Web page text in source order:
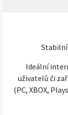
Ideální
uživatelů či
(PC, XBOX,